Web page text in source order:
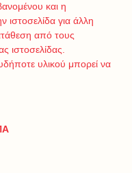
και η
για άλλη
από τους
ιστοσελίδας.
υλικού μπορεί να